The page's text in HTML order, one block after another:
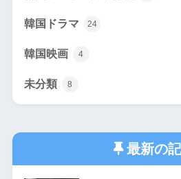
韓国ドラマ 24
韓国映画 4
未分類 8
最新の